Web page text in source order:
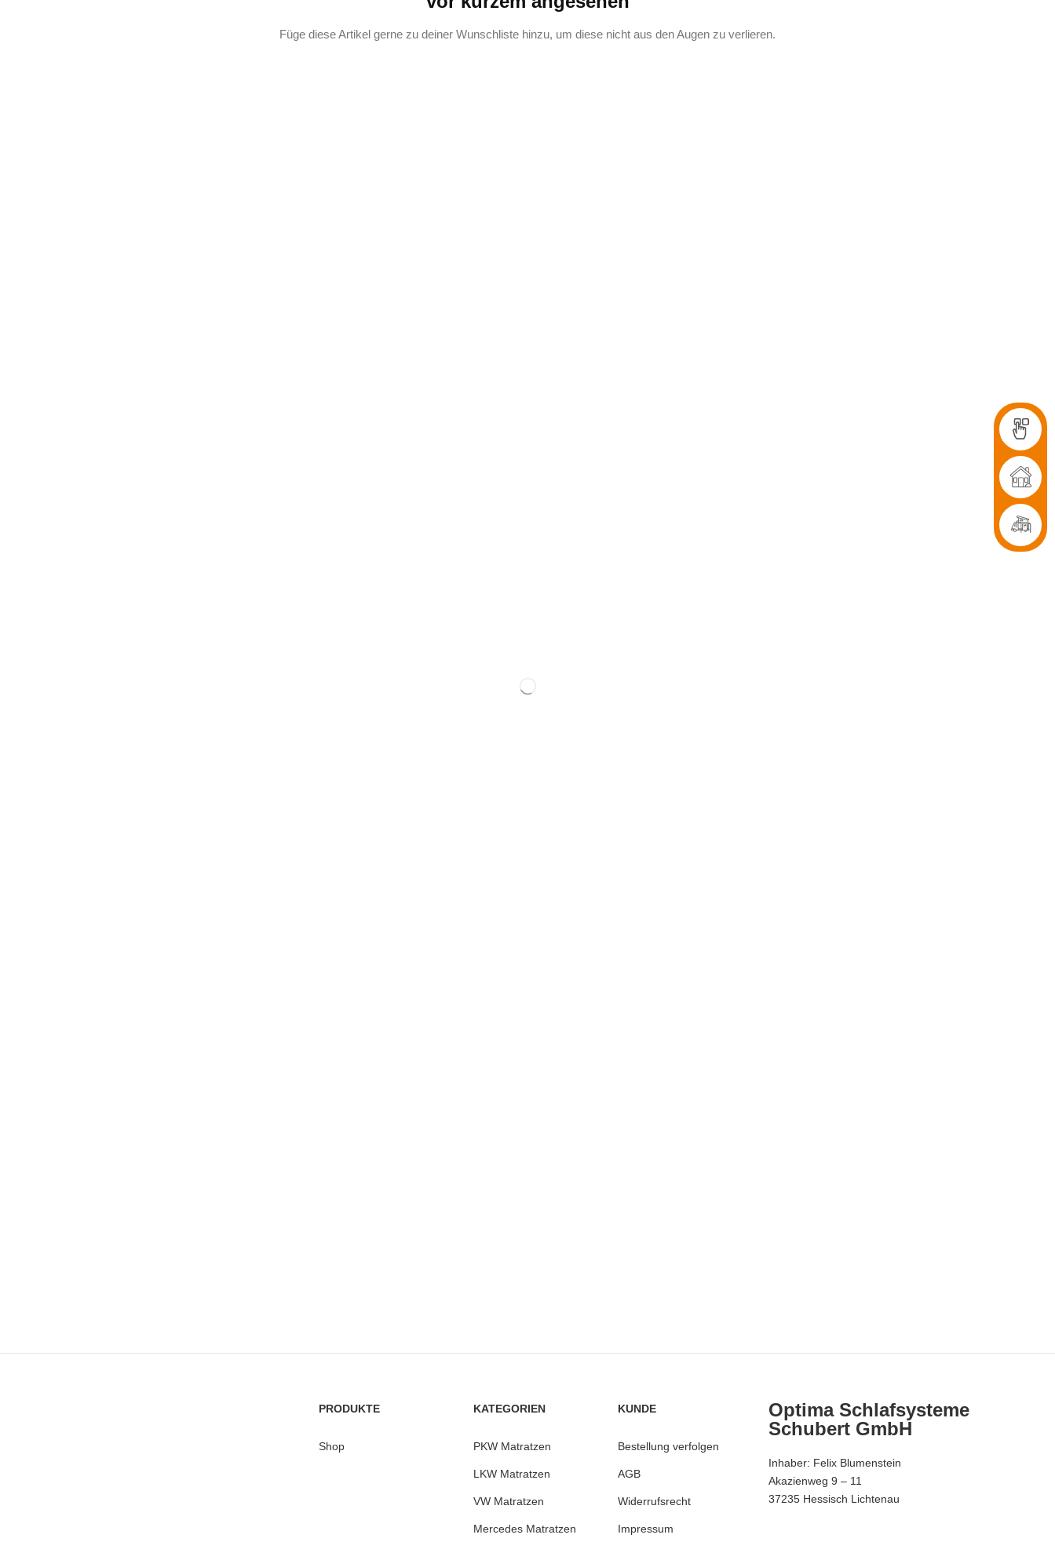
Füge diese Artikel gerne zu deiner Wunschliste hinzu, um diese nicht aus den Augen zu verlieren.
PRODUKTE
Shop
KATEGORIEN
PKW Matratzen
LKW Matratzen
VW Matratzen
Mercedes Matratzen
KUNDE
Bestellung verfolgen
AGB
Widerrufsrecht
Impressum
Optima Schlafsysteme
Schubert GmbH
Inhaber: Felix Blumenstein
Akazienweg 9 – 11
37235 Hessisch Lichtenau